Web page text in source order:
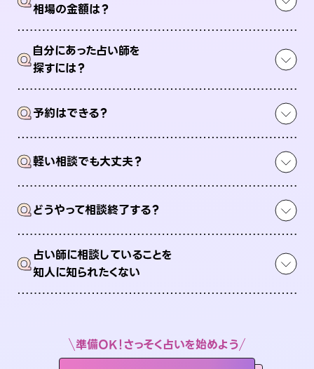
相場の金額は？
Q自分にあった占い師を
探すには？
Q予約はできる？
Q軽い相談でも大丈夫？
Qどうやって相談終了する？
Q占い師に相談していることを
知人に知られたくない
準備OK！さっそく占いを始めよう